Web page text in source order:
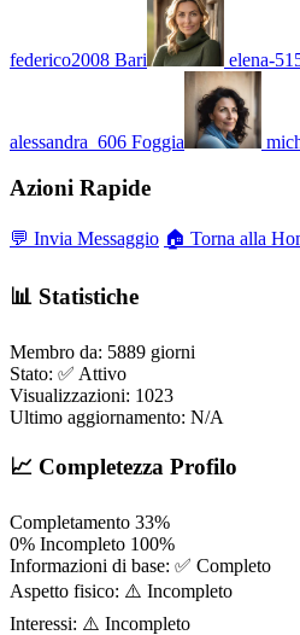
federico2008 Bari elena-
alessandra_606 Foggia
Azioni Rapide
💬 Invia Messaggio 🏠 Torna alla
📊 Statistiche
Membro da: 5889 giorni
Stato: ✅ Attivo
Visualizzazioni: 1023
Ultimo aggiornamento: N/A
📈 Completezza Profilo
Completamento 33%
0% Incompleto 100%
Informazioni di base: ✅ Completo
Aspetto fisico: ⚠️ Incompleto
Interessi: ⚠️ Incompleto